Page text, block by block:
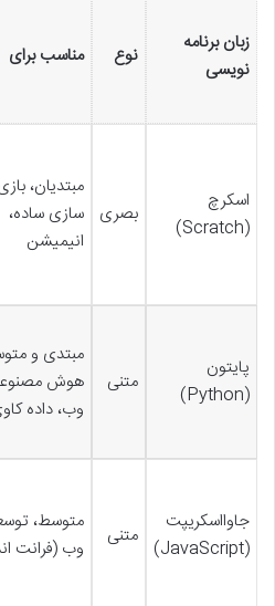
زبان برنامه
نویسی
نوع مناسب برای
اسکرچ
(Scratch)
بصری
مبتدیان،
سازی ساده،
انیمیشن
پایتون
(Python)
متنی
مبتدی و
هوش
وب، داده
جاوااسکریپت
(JavaScript)
متنی
متوسط،
وب (فرانت